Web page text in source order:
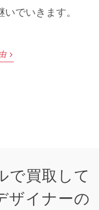
でいきます。
で買取して
ザイナーの